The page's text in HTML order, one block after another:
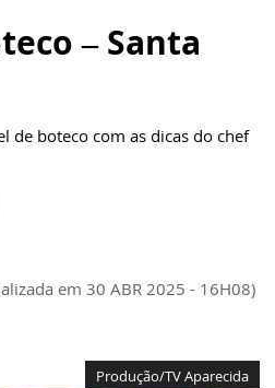
– Santa
de boteco com as dicas do chef
em 30 ABR 2025 - 16H08)
Produção/TV Aparecida